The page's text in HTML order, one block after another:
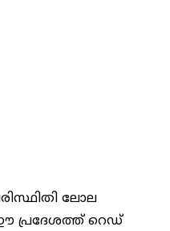
ലോല
ഈ പ്രദേശത്ത് റെഡ്